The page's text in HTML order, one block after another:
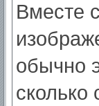
Вместе
обычно